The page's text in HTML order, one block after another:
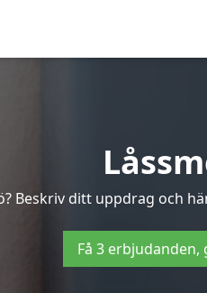
Beskriv ditt uppdrag och
Få 3